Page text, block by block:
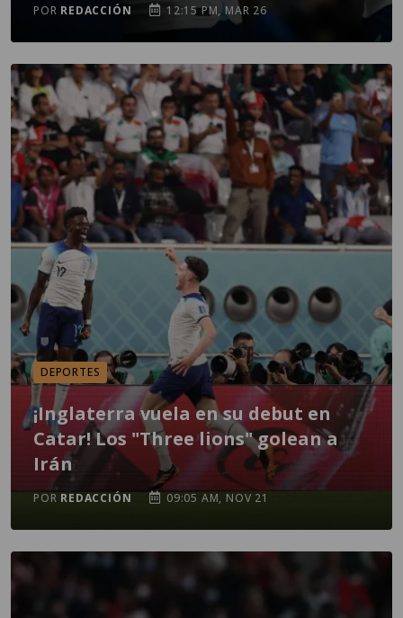
POR REDACCIÓN 12:15 PM, MAR 26
DEPORTES
¡Inglaterra vuela en su debut en
Catar! Los "Three lions" golean a
Irán
POR REDACCIÓN 09:05 AM, NOV 21